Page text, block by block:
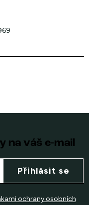
na váš e-mail
ochrany osobních
Přihlásit se